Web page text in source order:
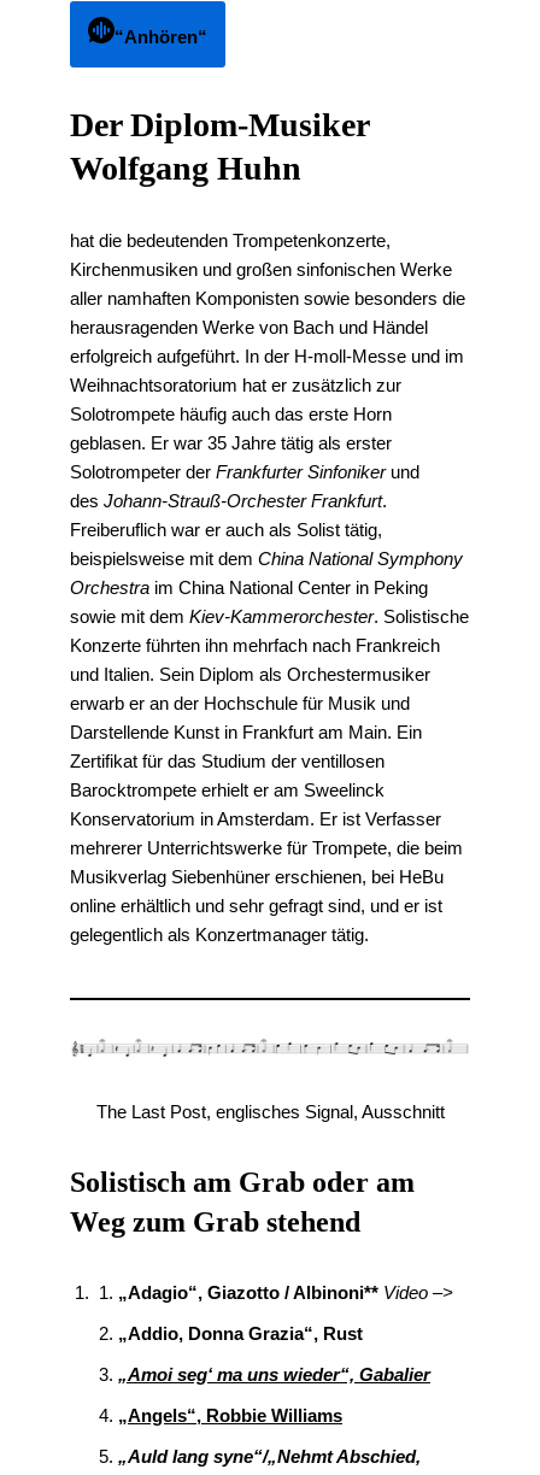
“Anhören“
Der Diplom-Musiker
Wolfgang Huhn
hat die bedeutenden Trompetenkonzerte,
Kirchenmusiken und großen sinfonischen Werke
aller namhaften Komponisten sowie besonders die
herausragenden Werke von Bach und Händel
erfolgreich aufgeführt. In der H-moll-Messe und im
Weihnachtsoratorium hat er zusätzlich zur
Solotrompete häufig auch das erste Horn
geblasen. Er war 35 Jahre tätig als erster
Solotrompeter der Frankfurter Sinfonikerund
des Johann-Strauß-Orchester Frankfurt.
Freiberuflich war er auch als Solist tätig,
beispielsweise mit dem China National Symphony
Orchestra im China National Center in Peking
sowie mit dem Kiev-Kammerorchester. Solistische
Konzerte führten ihn mehrfach nach Frankreich
und Italien. Sein Diplom als Orchestermusiker
erwarb er an der Hochschule für Musik und
Darstellende Kunst in Frankfurt am Main. Ein
Zertifikat für das Studium der ventillosen
Barocktrompete erhielt er am Sweelinck
Konservatorium in Amsterdam. Er ist Verfasser
mehrerer Unterrichtswerke für Trompete, die beim
Musikverlag Siebenhüner erschienen, bei HeBu
online erhältlich und sehr gefragt sind, und er ist
gelegentlich als Konzertmanager tätig.
The Last Post, englisches Signal, Ausschnitt
Solistisch am Grab oder am
Weg zum Grab stehend
„Adagio“, Giazotto / Albinoni** Video –>
„Addio, Donna Grazia“, Rust
„Amoi seg‘ ma uns wieder“, Gabalier
„Angels“, Robbie Williams
„Auld lang syne“/„Nehmt Abschied,